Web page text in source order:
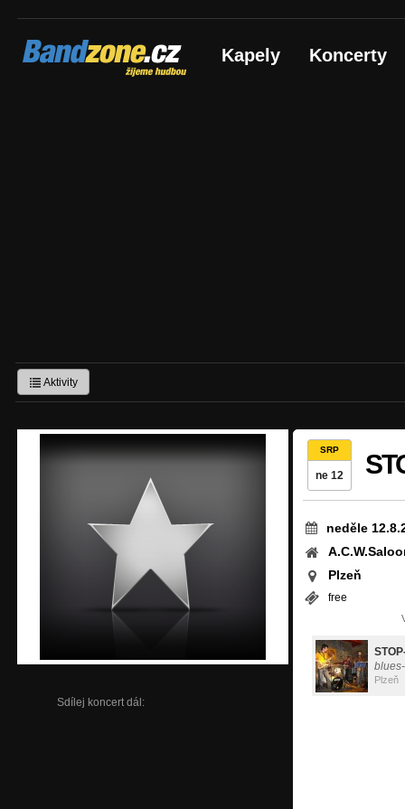
Bandzone.cz
žijeme hudbou Kapely Koncerty
Aktivity
Sdílej koncert dál:
SRP
ne 12
neděle
Plzeň
free
Plzeň